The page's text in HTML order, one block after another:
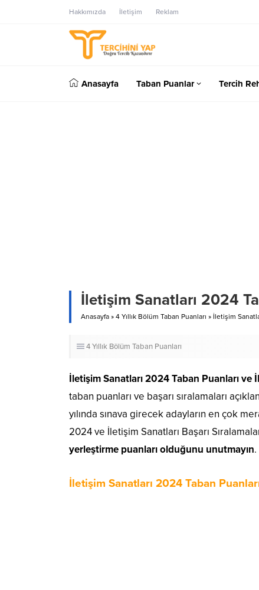
Hakkımızda İletişim Reklam
Anasayfa Taban Puanlar Tercih
İletişim Sanatları 2024
Anasayfa » 4 Yıllık Bölüm Taban Puanları » İletişim
4 Yıllık Bölüm Taban Puanları
İletişim Sanatları 2024 Taban Puanlarıve
taban puanları ve başarı sıralamaları
yılında sınava girecek adayların en çok
2024 ve İletişim Sanatları Başarı
yerleştirme puanları olduğunu unutmayın.
İletişim Sanatları 2024 Taban